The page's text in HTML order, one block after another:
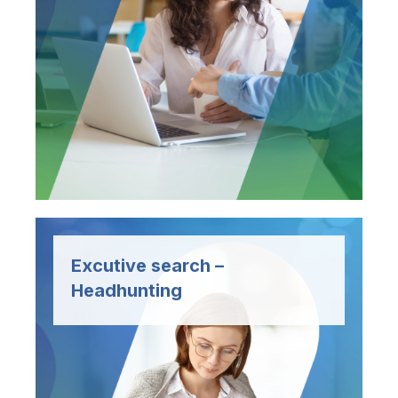
Diseñados para optimizar tus
operaciones y potenciar tus
resultados, con foco en:
Administración y Minería
Excutive search –
Headhunting